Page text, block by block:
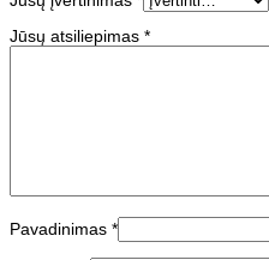
Jūsų atsiliepimas *
Pavadinimas *